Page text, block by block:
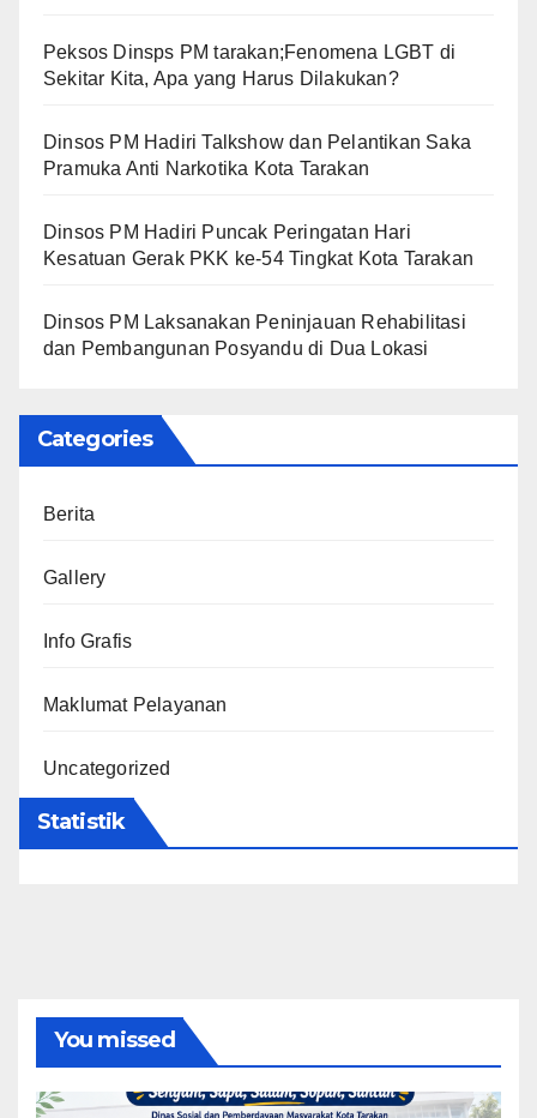
Peksos Dinsps PM tarakan;Fenomena LGBT di
Sekitar Kita, Apa yang Harus Dilakukan?
Dinsos PM Hadiri Talkshow dan Pelantikan Saka
Pramuka Anti Narkotika Kota Tarakan
Dinsos PM Hadiri Puncak Peringatan Hari
Kesatuan Gerak PKK ke-54 Tingkat Kota Tarakan
Dinsos PM Laksanakan Peninjauan Rehabilitasi
dan Pembangunan Posyandu di Dua Lokasi
Categories
Berita
Gallery
Info Grafis
Maklumat Pelayanan
Uncategorized
Statistik
You missed